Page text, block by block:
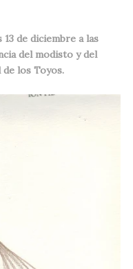
de diciembre a las
del modisto y del
de los Toyos.